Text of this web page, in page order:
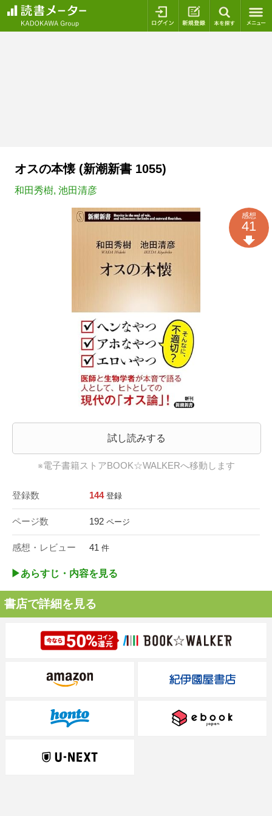
ログイン 新規登録
オスの本懐 (新潮新書 1055)
和田秀樹, 池田清彦
試し読みする
※電子書籍ストアBOOK☆WALKERへ移動します
登録数 144 登録
ページ数 192 ページ
感想・レビュー 41 件
感想
41
▶︎あらすじ・内容を見る
書店で詳細を見る